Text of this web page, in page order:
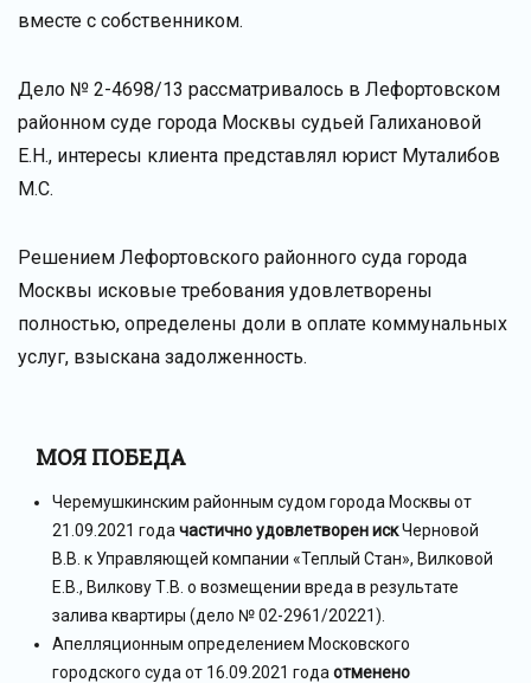
вместе с собственником.
Дело № 2-4698/13 рассматривалось в Лефортовском
районном суде города Москвы судьей Галихановой
Е.Н., интересы клиента представлял юрист Муталибов
М.С.
Решением Лефортовского районного суда города
Москвы исковые требования удовлетворены
полностью, определены доли в оплате коммунальных
услуг, взыскана задолженность.
МОЯ ПОБЕДА
Черемушкинским районным судом города Москвы от
21.09.2021 года частично удовлетворен искЧерновой
В.В. к Управляющей компании «Теплый Стан», Вилковой
Е.В., Вилкову Т.В. о возмещении вреда в результате
залива квартиры (дело № 02-2961/20221).
Апелляционным определением Московского
городского суда от 16.09.2021 года отменено